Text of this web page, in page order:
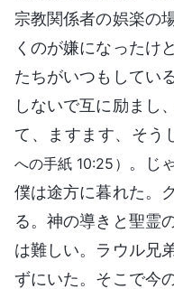
宗教関係者の娯楽の
くのが嫌になったけ
たちがいつもしてい
しないで互に励まし
て、ますます、そう
への手紙 10:25） 。じ
僕は途方に暮れた。
る。神の導きと聖霊
は難しい。ラウル兄
ずにいた。そこで今